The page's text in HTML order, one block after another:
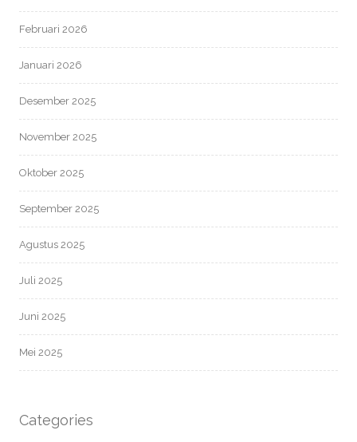
Februari 2026
Januari 2026
Desember 2025
November 2025
Oktober 2025
September 2025
Agustus 2025
Juli 2025
Juni 2025
Mei 2025
Categories